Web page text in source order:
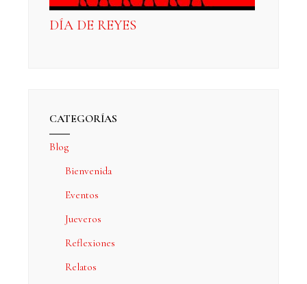
DÍA DE REYES
CATEGORÍAS
Blog
Bienvenida
Eventos
Jueveros
Reflexiones
Relatos